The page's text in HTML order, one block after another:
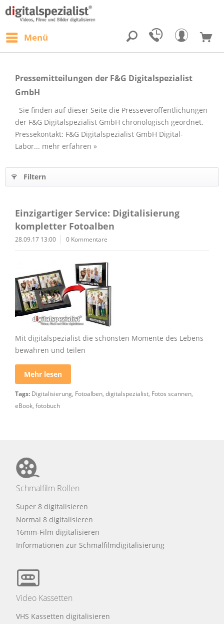
Menü
Pressemitteilungen der F&G Digitalspezialist
GmbH
Sie finden auf dieser Seite die Presseveröffentlichungen
der F&G Digitalspezialist GmbH chronologisch geordnet.
Pressekontakt: F&G Digitalspezialist GmbH Digital-
Labor... mehr erfahren »
Filtern
Einzigartiger Service: Digitalisierung
kompletter Fotoalben
28.09.17 13:00 0 Kommentare
Mit digitalspezialist die schönsten Momente des Lebens
bewahren und teilen
Mehr lesen
Tags: Digitalisierung, Fotoalben, digitalspezialist, Fotos scannen,
eBook, fotobuch
Schmalfilm Rollen
Super 8 digitalisieren
Normal 8 digitalisieren
16mm-Film digitalisieren
Informationen zur Schmalfilmdigitalisierung
Video Kassetten
VHS Kassetten digitalisieren